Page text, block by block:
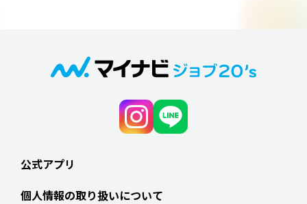
公式アプリ
個人情報の取り扱いについて